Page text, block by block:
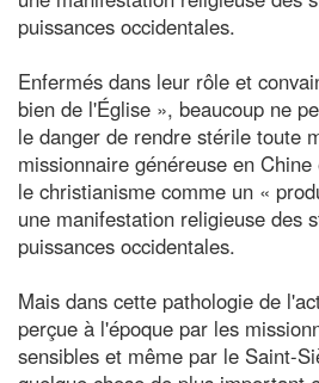
puissances occidentales.
Enfermés dans leur rôle et
bien de l'Église », beaucoup ne
le danger de rendre stérile toute
missionnaire généreuse en
le christianisme comme un «
une manifestation religieuse des
puissances occidentales.
Mais dans cette pathologie de
perçue à l'époque par les
sensibles et même par le Saint-